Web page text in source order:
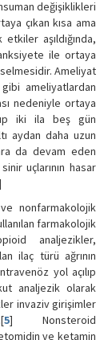
değişiklikleri
çıkan kısa ama
aşıldığında,
ile ortaya
Ameliyat
ameliyatlardan
nedeniyle ortaya
iki ila beş gün
aydan daha uzun
da devam eden
uçlarının hasar
nonfarmakolojik
farmakolojik
analjezikler,
ilaç türü ağrının
yol açılıp
analjezik olarak
invaziv girişimler
5] Nonsteroid
ve ketamin